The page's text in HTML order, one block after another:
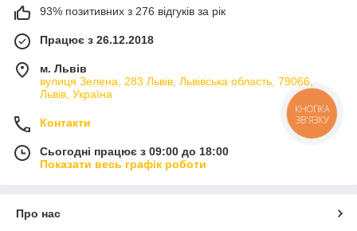
93% позитивних з 276 відгуків за рік
Працює з 26.12.2018
м. Львів
вулиця Зелена, 283 Львів, Львівська область, 79066,
Львів, Україна
Контакти
Сьогодні працює з 09:00 до 18:00
Показати весь графік роботи
Про нас
КНОПКА
ЗВ'ЯЗКУ